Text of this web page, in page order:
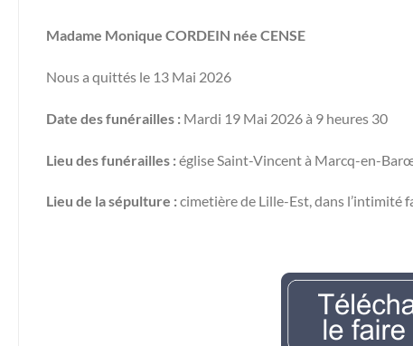
Madame Monique CORDEIN née CENSE
Nous a quittés le 13 Mai 2026
Date des funérailles :Mardi 19 Mai 2026 à 9 heures 30
Lieu des funérailles :église Saint-Vincent à Marcq-en-
Lieu de la sépulture :cimetière de Lille-Est, dans l’intimité